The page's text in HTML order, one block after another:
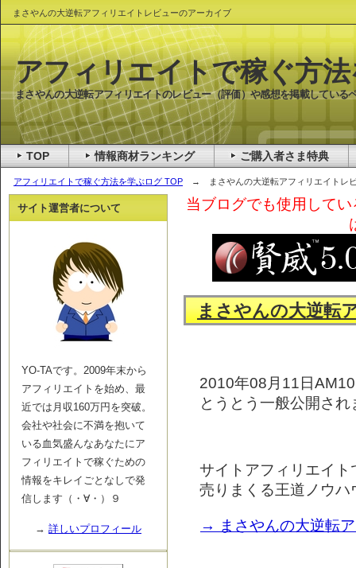
まさやんの大逆転アフィリエイトレビューのアーカイブ
アフィリエイトで稼ぐ方法を学ぶログ TOP → まさやんの大逆転アフィリエイトレ
当ブログでも使用して
まさやんの大逆転
2010年08月11日
とうとう一般公開され
サイトアフィリエイト
売りまくる王道ノウハ
→ まさやんの大逆転
サイト運営者について
YO-TAです。2009年末から
アフィリエイトを始め、最
近では月収160万円を突破。
会社や社会に不満を抱いて
いる血気盛んなあなたにア
フィリエイトで稼ぐための
情報をキレイごとなしで発
信します（・∀・）９
→ 詳しいプロフィール
アフィリエイトで稼ぐ方
まさやんの大逆転アフィリエイトのレビュー（評価）や感想を掲載している
TOP 情報商材ランキング ご購入者さま特典